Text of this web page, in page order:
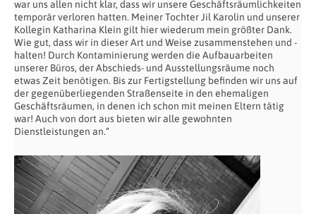
war uns allen nicht klar, dass wir unsere Geschäftsräumlichkeiten
temporär verloren hatten. Meiner Tochter Jil Karolin und unserer
Kollegin Katharina Klein gilt hier wiederum mein größter Dank.
Wie gut, dass wir in dieser Art und Weise zusammenstehen und -
halten! Durch Kontaminierung werden die Aufbauarbeiten
unserer Büros, der Abschieds- und Ausstellungsräume noch
etwas Zeit benötigen. Bis zur Fertigstellung befinden wir uns auf
der gegenüberliegenden Straßenseite in den ehemaligen
Geschäftsräumen, in denen ich schon mit meinen Eltern tätig
war! Auch von dort aus bieten wir alle gewohnten
Dienstleistungen an.“